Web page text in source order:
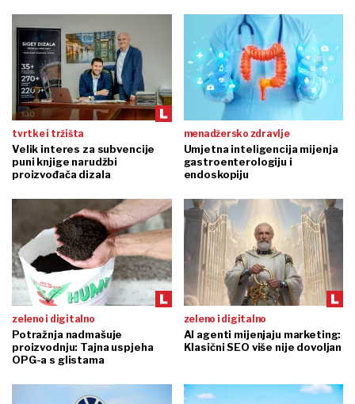
tvrtke i tržišta
Velik interes za subvencije
puni knjige narudžbi
proizvođača dizala
menadžersko zdravlje
Umjetna inteligencija mijenja
gastroenterologiju i
endoskopiju
zeleno i digitalno
Potražnja nadmašuje
proizvodnju: Tajna uspjeha
OPG-a s glistama
zeleno i digitalno
AI agenti mijenjaju marketing:
Klasični SEO više nije dovoljan